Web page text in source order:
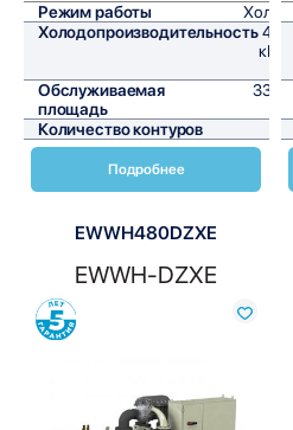
Режим работы
Холод
Холодопроизводительность 402
кВт/
Обслуживаемая
площадь
3350
Количество контуров
Подробнее
EWWH480DZXE
EWWH-DZXE
Сравнить